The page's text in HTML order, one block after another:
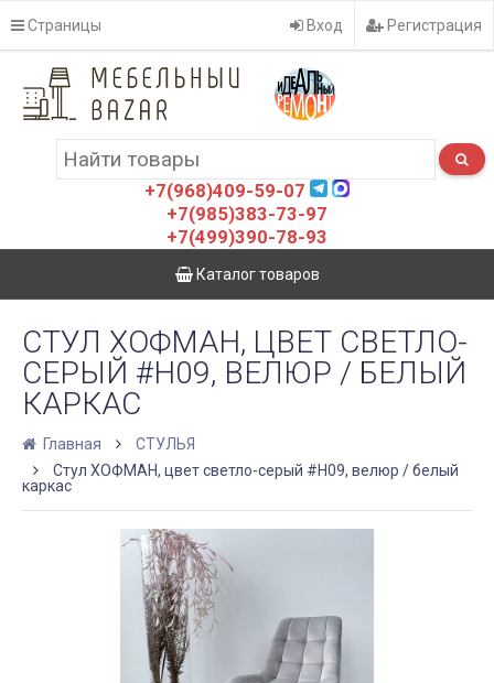
Страницы Вход Регистрация
+7(968)409-59-07
+7(985)383-73-97
+7(499)390-78-93
Каталог товаров
СТУЛ ХОФМАН, ЦВЕТ СВЕТЛО-
СЕРЫЙ #H09, ВЕЛЮР / БЕЛЫЙ
КАРКАС
Главная
СТУЛЬЯ
Стул ХОФМАН, цвет светло-серый #H09, велюр / белый
каркас